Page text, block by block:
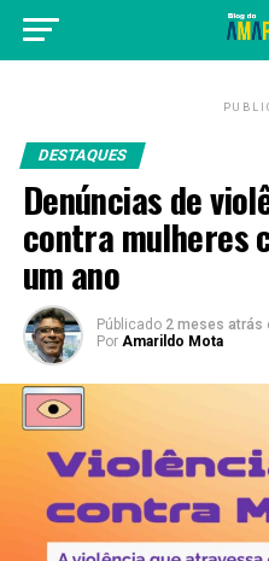
DESTAQUES
Denúncias de
contra mulheres
um ano
Públicado 2 meses atrás
Por Amarildo Mota